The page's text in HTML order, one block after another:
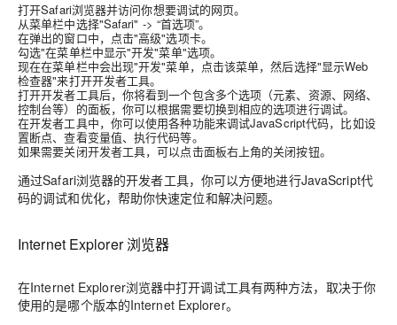
打开Safari浏览器并访问你想要调试的网页。
从菜单栏中选择"Safari" -> “首选项”。
在弹出的窗口中，点击"高级"选项卡。
勾选"在菜单栏中显示"开发"菜单"选项。
现在在菜单栏中会出现"开发"菜单，点击该菜单，然后选择"显示Web
检查器"来打开开发者工具。
打开开发者工具后，你将看到一个包含多个选项（元素、资源、网络、
控制台等）的面板，你可以根据需要切换到相应的选项进行调试。
在开发者工具中，你可以使用各种功能来调试JavaScript代码，比如设
置断点、查看变量值、执行代码等。
如果需要关闭开发者工具，可以点击面板右上角的关闭按钮。
通过Safari浏览器的开发者工具，你可以方便地进行JavaScript代
码的调试和优化，帮助你快速定位和解决问题。
Internet Explorer 浏览器
在Internet Explorer浏览器中打开调试工具有两种方法，取决于你
使用的是哪个版本的Internet Explorer。